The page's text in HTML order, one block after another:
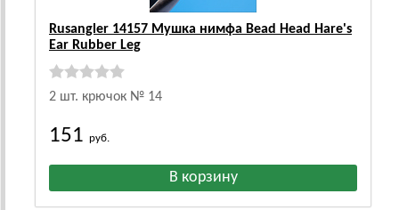
Rusangler 14157 Мушка нимфа Bead Head Hare's
Ear Rubber Leg
2 шт. крючок № 14
151 руб.